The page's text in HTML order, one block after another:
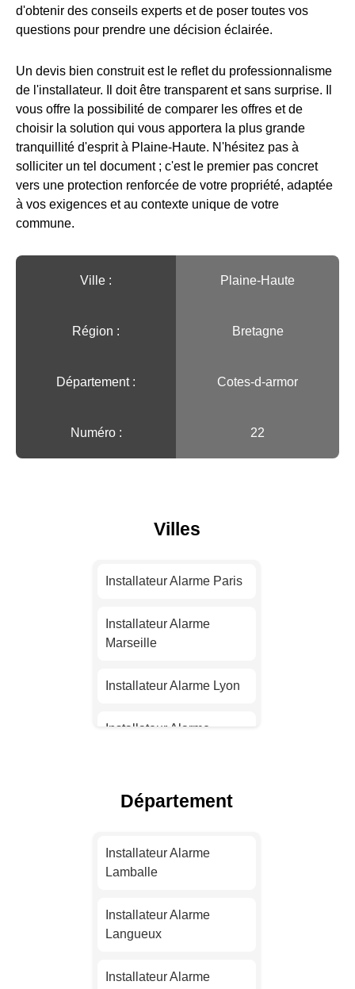
d'obtenir des conseils experts et de poser toutes vos
questions pour prendre une décision éclairée.
Un devis bien construit est le reflet du professionnalisme
de l'installateur. Il doit être transparent et sans surprise. Il
vous offre la possibilité de comparer les offres et de
choisir la solution qui vous apportera la plus grande
tranquillité d'esprit à Plaine-Haute. N'hésitez pas à
solliciter un tel document ; c'est le premier pas concret
vers une protection renforcée de votre propriété, adaptée
à vos exigences et au contexte unique de votre
commune.
Ville :️ Plaine-Haute
Région :️ Bretagne
Département : Cotes-d-armor
Numéro : 22
Villes
Installateur Alarme Paris
Installateur Alarme
Marseille
Installateur Alarme Lyon
Installateur Alarme
Installateur Alarme Nice
Nantes
Strasbourg
Montpellier
Département
Installateur Alarme
Lamballe
Installateur Alarme
Langueux
Installateur Alarme